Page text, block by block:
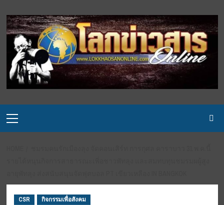
to
content
Menu
CSR กิจกรรมเพื่อสังคม